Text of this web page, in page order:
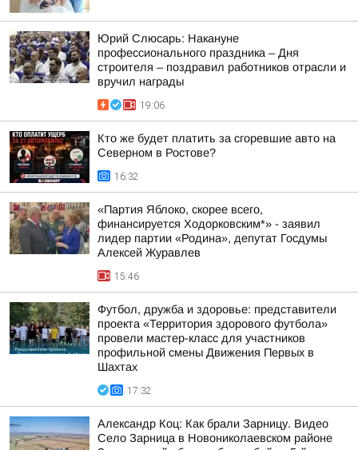
Юрий Слюсарь: Накануне
профессионального праздника – Дня
строителя – поздравил работников отрасли и
вручил награды
19:06
Кто же будет платить за сгоревшие авто на
Северном в Ростове?
16:32
«Партия Яблоко, скорее всего,
финансируется Ходорковским*» - заявил
лидер партии «Родина», депутат Госдумы
Алексей Журавлев
15:46
Футбол, дружба и здоровье: представители
проекта «Территория здорового футбола»
провели мастер-класс для участников
профильной смены Движения Первых в
Шахтах
17:32
Александр Коц: Как брали Зарницу. Видео
Село Зарница в Новониколаевском районе